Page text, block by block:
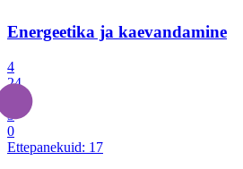
Energeetika ja kaevandamine
4
24
3
0
Ettepanekuid: 17